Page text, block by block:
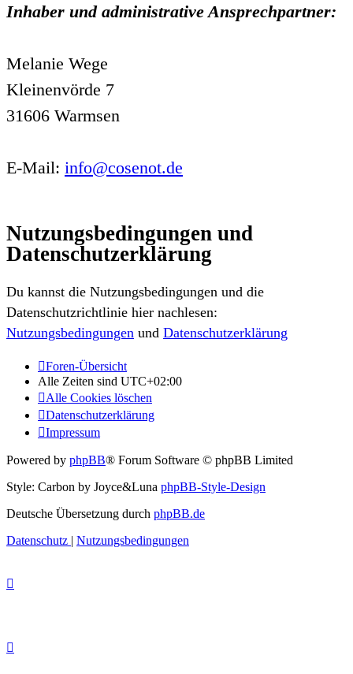
Inhaber und administrative Ansprechpartner:
Melanie Wege
Kleinenvörde 7
31606 Warmsen
E-Mail: info@cosenot.de
Nutzungsbedingungen und
Datenschutzerklärung
Du kannst die Nutzungsbedingungen und die
Datenschutzrichtlinie hier nachlesen:
Nutzungsbedingungen und Datenschutzerklärung
Foren-Übersicht
Alle Zeiten sind UTC+02:00
Alle Cookies löschen
Datenschutzerklärung
Impressum
Powered by phpBB® Forum Software © phpBB Limited
Style: Carbon by Joyce&Luna phpBB-Style-Design
Deutsche Übersetzung durch phpBB.de
Datenschutz | Nutzungsbedingungen